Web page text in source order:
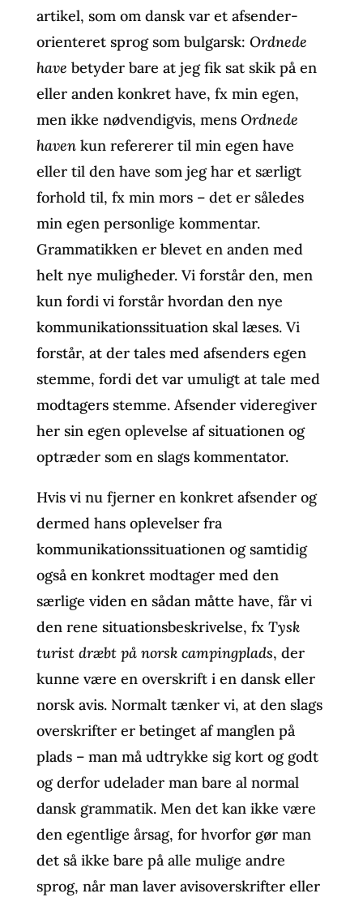
artikel, som om dansk var et afsender-
orienteret sprog som bulgarsk: Ordnede
have betyder bare at jeg fik sat skik på en
eller anden konkret have, fx min egen,
men ikke nødvendigvis, mens Ordnede
haven kun refererer til min egen have
eller til den have som jeg har et særligt
forhold til, fx min mors – det er således
min egen personlige kommentar.
Grammatikken er blevet en anden med
helt nye muligheder. Vi forstår den, men
kun fordi vi forstår hvordan den nye
kommunikationssituation skal læses. Vi
forstår, at der tales med afsenders egen
stemme, fordi det var umuligt at tale med
modtagers stemme. Afsender videregiver
her sin egen oplevelse af situationen og
optræder som en slags kommentator.
Hvis vi nu fjerner en konkret afsender og
dermed hans oplevelser fra
kommunikationssituationen og samtidig
også en konkret modtager med den
særlige viden en sådan måtte have, får vi
den rene situationsbeskrivelse, fx Tysk
turist dræbt på norsk campingplads, der
kunne være en overskrift i en dansk eller
norsk avis. Normalt tænker vi, at den slags
overskrifter er betinget af manglen på
plads – man må udtrykke sig kort og godt
og derfor udelader man bare al normal
dansk grammatik. Men det kan ikke være
den egentlige årsag, for hvorfor gør man
det så ikke bare på alle mulige andre
sprog, når man laver avisoverskrifter eller